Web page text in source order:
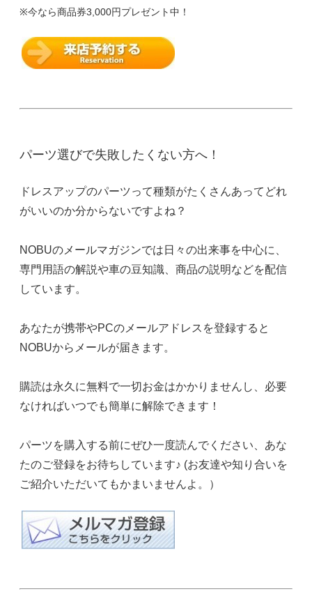
※今なら商品券3,000円プレゼント中！
パーツ選びで失敗したくない方へ！
ドレスアップのパーツって種類がたくさんあってどれ
がいいのか分からないですよね？
NOBUのメールマガジンでは日々の出来事を中心に、
専門用語の解説や車の豆知識、商品の説明などを配信
しています。
あなたが携帯やPCのメールアドレスを登録すると
NOBUからメールが届きます。
購読は永久に無料で一切お金はかかりませんし、必要
なければいつでも簡単に解除できます！
パーツを購入する前にぜひ一度読んでください、あな
たのご登録をお待ちしています♪ (お友達や知り合いを
ご紹介いただいてもかまいませんよ。）